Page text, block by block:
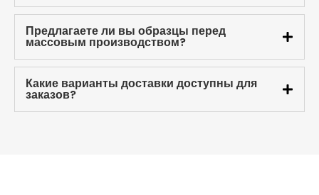
Предлагаете ли вы образцы перед
массовым производством?
Какие варианты доставки доступны для
заказов?